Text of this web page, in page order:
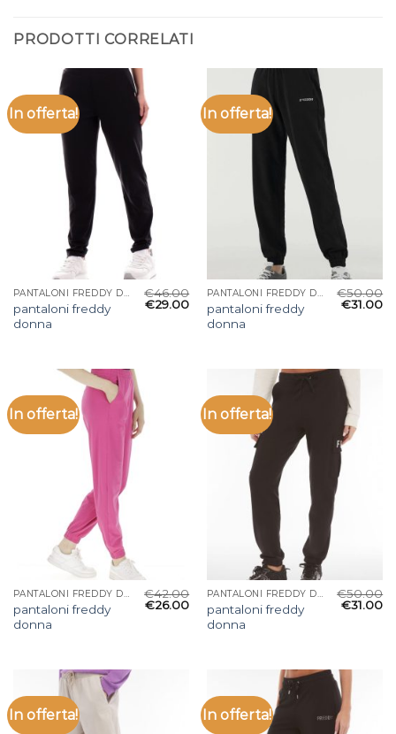
PRODOTTI CORRELATI
In offerta!
PANTALONI FREDDY DONNA
pantaloni freddy
donna
€46.00
€29.00
In offerta!
PANTALONI FREDDY DONNA
pantaloni freddy
donna
€50.00
€31.00
In offerta!
PANTALONI FREDDY DONNA
pantaloni freddy
donna
€42.00
€26.00
In offerta!
PANTALONI FREDDY DONNA
pantaloni freddy
donna
€50.00
€31.00
In offerta! In offerta!